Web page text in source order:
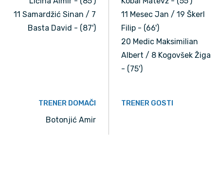
11 Samardžić Sinan / 7
Basta David - (87')
11 Mesec Jan / 19 Škerl
Filip - (66')
20 Medic Maksimilian
Albert / 8 Kogovšek Žiga
- (75')
TRENER DOMAČI
Botonjić Amir
TRENER GOSTI